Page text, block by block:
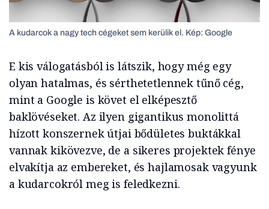
A kudarcok a nagy tech cégeket sem kerülik el. Kép: Google
E kis válogatásból is látszik, hogy még egy
olyan hatalmas, és sérthetetlennek tűnő cég,
mint a Google is követ el elképesztő
baklövéseket. Az ilyen gigantikus monolittá
hízott konszernek útjai bődületes buktákkal
vannak kikövezve, de a sikeres projektek fénye
elvakítja az embereket, és hajlamosak vagyunk
a kudarcokról meg is feledkezni.